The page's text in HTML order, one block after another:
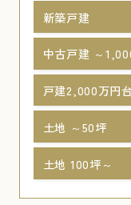
新築戸建
中古戸建 ～
戸建2,000万円台
土地 ～50坪
土地 100坪～